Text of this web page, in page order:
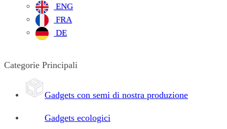
ENG
FRA
DE
Categorie Principali
Gadgets con semi di nostra produzione
Gadgets ecologici